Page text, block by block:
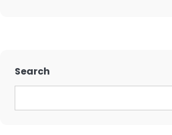
Search